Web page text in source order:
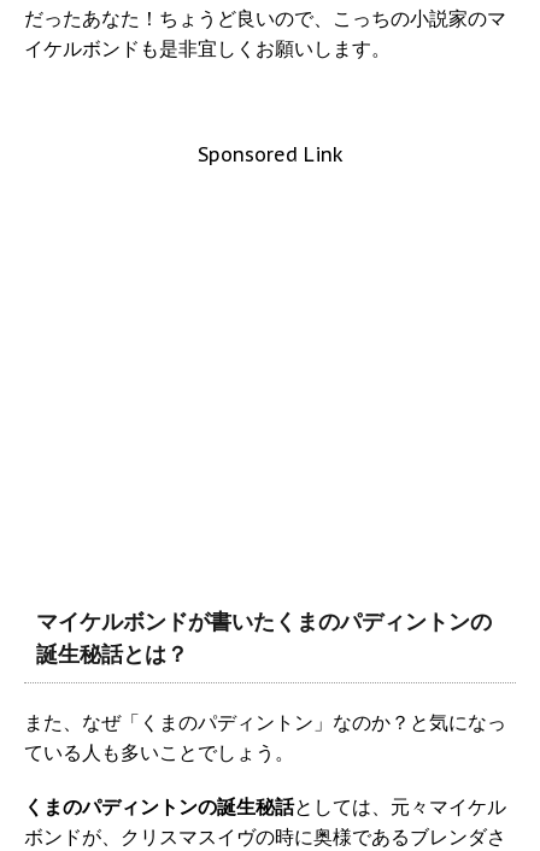
だったあなた！ちょうど良いので、こっちの小説家のマ
イケルボンドも是非宜しくお願いします。
Sponsored Link
マイケルボンドが書いたくまのパディントンの
誕生秘話とは？
また、なぜ「くまのパディントン」なのか？と気になっ
ている人も多いことでしょう。
くまのパディントンの誕生秘話としては、元々マイケル
ボンドが、クリスマスイヴの時に奥様であるブレンダさ